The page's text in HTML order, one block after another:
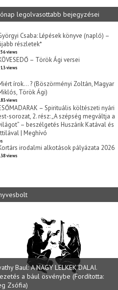
legolvasottabb bejegyzései
Csaba: Lépések könyve (napló) –
részletek*
views
– Török Ági versei
views
írok… ? (Böszörményi Zoltán, Magyar
Török Ági)
views
– Spirituális költészeti nyári
sorozat, 2. rész: „A szépség megváltja a
– beszélgetés Huszárik Katával és
| Meghívó
irodalmi alkotások pályázata 2026
views
Baul: A NAGY LELKEK DALAI.
a bául ösvénybe (Fordította:
Zsófia)